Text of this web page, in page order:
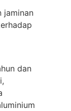
jaminan
dan